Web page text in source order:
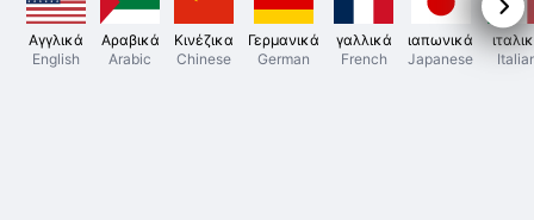
Αγγλικά
English
Αραβικά
Arabic
Κινέζικα
Chinese
Γερμανικά
German
γαλλικά
French
ιαπωνικά
Japanese